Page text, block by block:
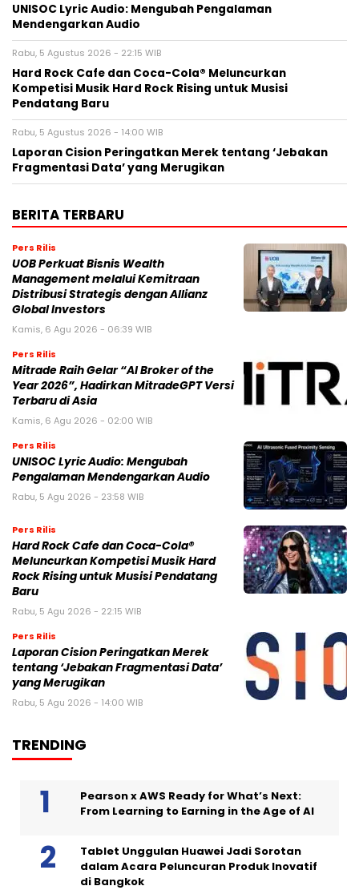
UNISOC Lyric Audio: Mengubah Pengalaman
Mendengarkan Audio
Rabu, 5 Agustus 2026 - 22:15 WIB
Hard Rock Cafe dan Coca-Cola® Meluncurkan
Kompetisi Musik Hard Rock Rising untuk Musisi
Pendatang Baru
Rabu, 5 Agustus 2026 - 14:00 WIB
Laporan Cision Peringatkan Merek tentang ‘Jebakan
Fragmentasi Data’ yang Merugikan
BERITA TERBARU
Pers Rilis
UOB Perkuat Bisnis Wealth
Management melalui Kemitraan
Distribusi Strategis dengan Allianz
Global Investors
Kamis, 6 Agu 2026 - 06:39 WIB
Pers Rilis
Mitrade Raih Gelar “AI Broker of the
Year 2026”, Hadirkan MitradeGPT Versi
Terbaru di Asia
Kamis, 6 Agu 2026 - 02:00 WIB
Pers Rilis
UNISOC Lyric Audio: Mengubah
Pengalaman Mendengarkan Audio
Rabu, 5 Agu 2026 - 23:58 WIB
Pers Rilis
Hard Rock Cafe dan Coca-Cola®
Meluncurkan Kompetisi Musik Hard
Rock Rising untuk Musisi Pendatang
Baru
Rabu, 5 Agu 2026 - 22:15 WIB
Pers Rilis
Laporan Cision Peringatkan Merek
tentang ‘Jebakan Fragmentasi Data’
yang Merugikan
Rabu, 5 Agu 2026 - 14:00 WIB
TRENDING
Pearson x AWS Ready for What’s Next:
From Learning to Earning in the Age of AI
Tablet Unggulan Huawei Jadi Sorotan
dalam Acara Peluncuran Produk Inovatif
di Bangkok